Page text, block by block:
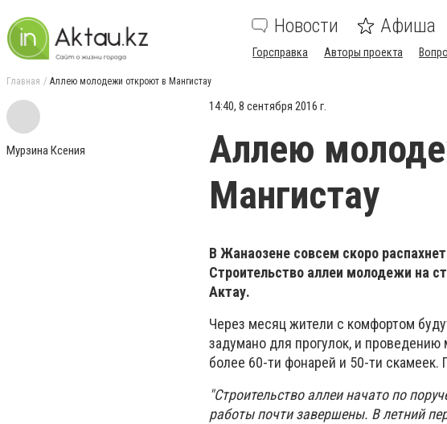
Новости Афиша
Горсправка Авторы проекта
Главная Аллею молодежи откроют в Мангистау
Мурзина Ксения
14:40, 8 сентября 2016 г.
Аллею
Мангистау
В Жанаозене совсем скоро
Строительство аллеи молодежи на
Актау.
Через месяц жители с комфортом
задумано для прогулок, и
более 60-ти фонарей и 50-ти
"Строительство аллеи начато по
работы почти завершены. В летний